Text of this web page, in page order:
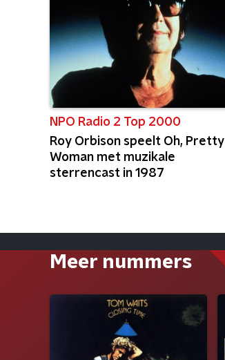
NPO Radio 2 Top 2000
Roy Orbison speelt Oh, Pretty
Woman met muzikale
sterrencast in 1987
Meer nummers